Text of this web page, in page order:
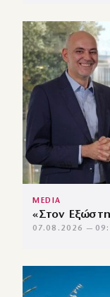
MEDIA
«Στον
07.08.2026 —